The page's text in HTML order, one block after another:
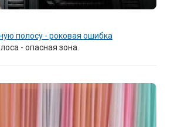
полосу - роковая ошибка
- опасная зона.